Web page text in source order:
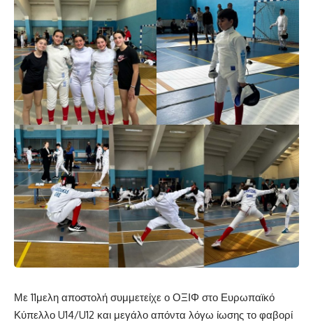
Με 11μελη αποστολή συμμετείχε ο ΟΞΙΦ στο Ευρωπαϊκό
Κύπελλο U14/U12 και μεγάλο απόντα λόγω ίωσης το φαβορί